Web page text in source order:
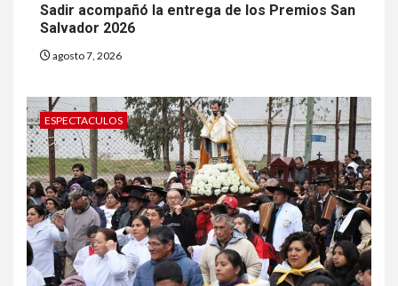
Sadir acompañó la entrega de los Premios San
Salvador 2026
agosto 7, 2026
ESPECTACULOS